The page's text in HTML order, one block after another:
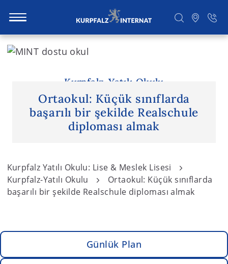
S
Kurpfalz-Yatılı Okulu
Ortaokul: Küçük sınıflarda
başarılı bir şekilde Realschule
diploması almak
Kurpfalz Yatılı Okulu: Lise & Meslek Lisesi
Kurpfalz-Yatılı Okulu
Ortaokul: Küçük sınıflarda
başarılı bir şekilde Realschule diploması almak
Günlük Plan